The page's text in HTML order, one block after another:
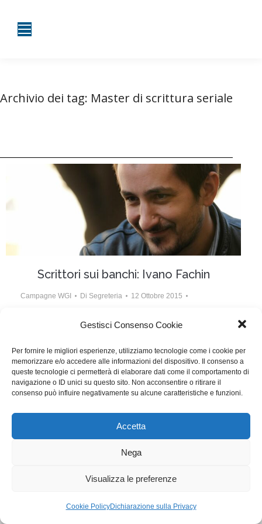
Gestisci Consenso Cookie
Per fornire le migliori esperienze, utilizziamo tecnologie come i cookie per
memorizzare e/o accedere alle informazioni del dispositivo. Il consenso a
queste tecnologie ci permetterà di elaborare dati come il comportamento di
navigazione o ID unici su questo sito. Non acconsentire o ritirare il
consenso può influire negativamente su alcune caratteristiche e funzioni.
Accetta
Nega
Visualizza le preferenze
Cookie PolicyDichiarazione sulla Privacy
Archivio dei tag: Master di scrittura seriale
Scrittori sui banchi: Ivano Fachin
Campagne WGI Di Segreteria 12 Ottobre 2015
del Master RAI di sceneggiatura. Ivano Fachin ci
racconta com’è andata.
+39 347 2461036
segreteria@writersguilditalia.it
WGItalia
Cookie & Privacy Policy